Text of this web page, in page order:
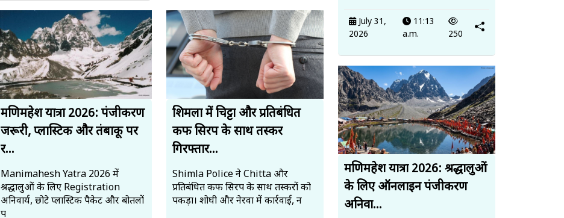
मणिमहेश यात्रा 2026: पंजीकरण
जरूरी, प्लास्टिक और तंबाकू पर
र...
Manimahesh Yatra 2026 में
श्रद्धालुओं के लिए Registration
अनिवार्य, छोटे प्लास्टिक पैकेट और बोतलों
प
शिमला में चिट्टा और प्रतिबंधित
कफ सिरप के साथ तस्कर
गिरफ्तार...
Shimla Police ने Chitta और
प्रतिबंधित कफ सिरप के साथ तस्करों को
पकड़ा। शोघी और नेरवा में कार्रवाई, न
July 31,
2026
11:13
a.m.
250
मणिमहेश यात्रा 2026: श्रद्धालुओं
के लिए ऑनलाइन पंजीकरण
अनिवा...